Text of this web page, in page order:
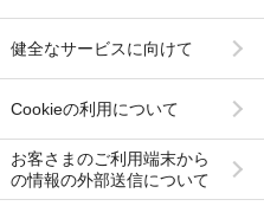
健全なサービスに向けて
Cookieの利用について
お客さまのご利用端末から
の情報の外部送信について